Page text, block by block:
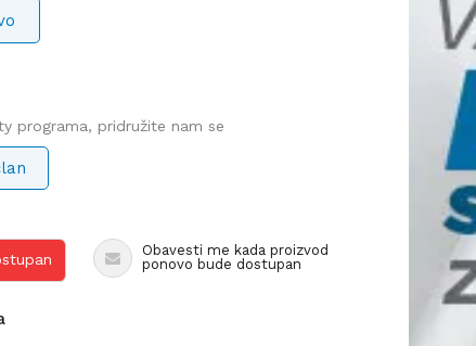
programa, pridružite nam se
Obavesti me kada proizvod
ponovo bude dostupan